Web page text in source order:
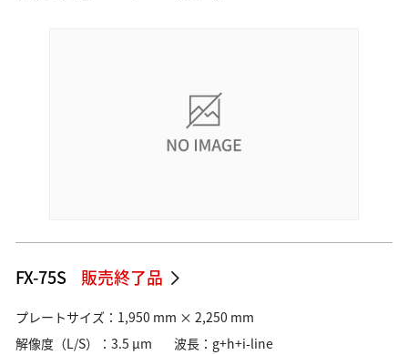
FX-75S 販売終了品
プレートサイズ：1,950 mm × 2,250 mm
解像度（L/S）：3.5 µm
波長：g+h+i-line